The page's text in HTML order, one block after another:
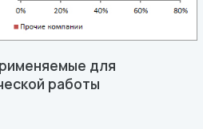
для
работы